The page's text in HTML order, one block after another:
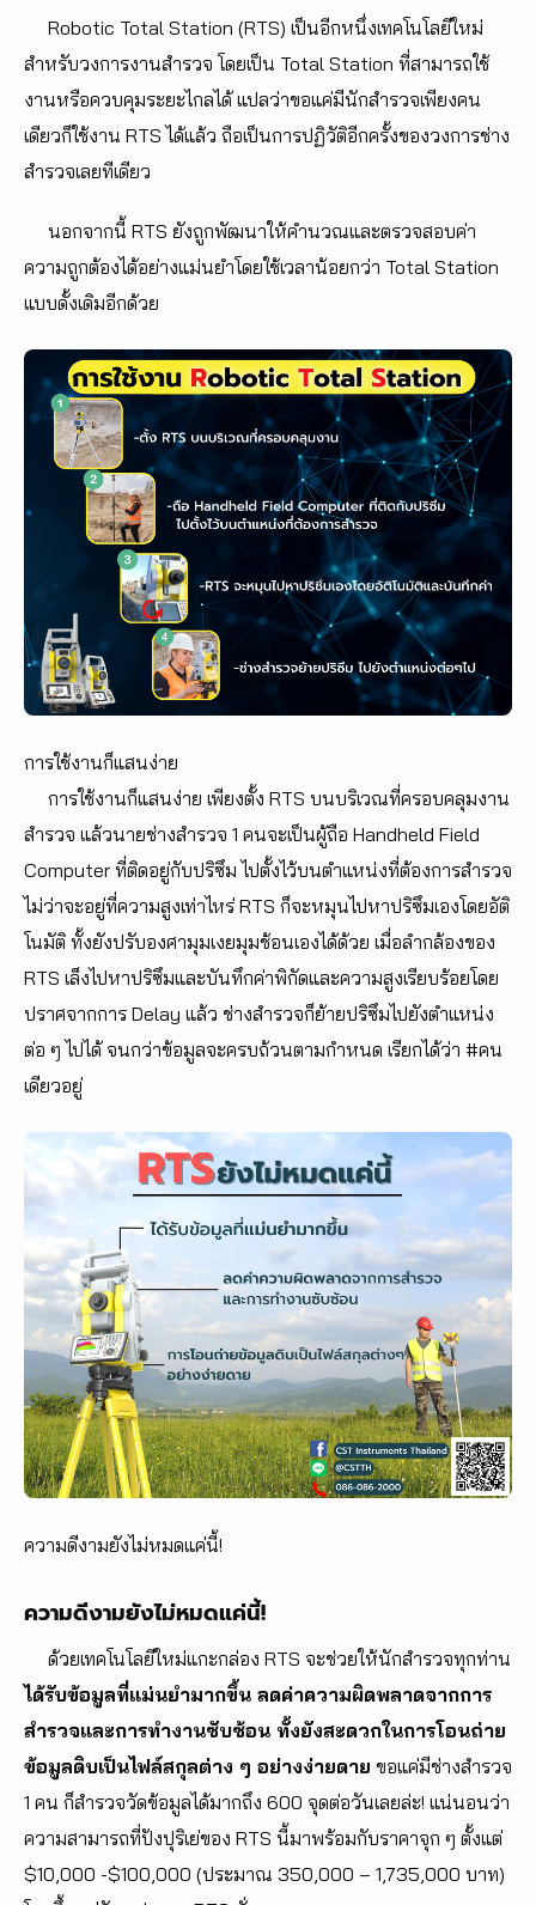
Robotic Total Station (RTS) เป็นอีกหนึ่งเทคโนโลยีใหม่
สำหรับวงการงานสำรวจ โดยเป็น Total Station ที่สามารถใช้
งานหรือควบคุมระยะไกลได้ แปลว่าขอแค่มีนักสำรวจเพียงคน
เดียวก็ใช้งาน RTS ได้แล้ว ถือเป็นการปฏิวัติอีกครั้งของวงการช่าง
สำรวจเลยทีเดียว
นอกจากนี้ RTS ยังถูกพัฒนาให้คำนวณและตรวจสอบค่า
ความถูกต้องได้อย่างแม่นยำโดยใช้เวลาน้อยกว่า Total Station
แบบดั้งเดิมอีกด้วย
การใช้งานก็แสนง่าย
การใช้งานก็แสนง่าย เพียงตั้ง RTS บนบริเวณที่ครอบคลุมงาน
สำรวจ แล้วนายช่างสำรวจ 1 คนจะเป็นผู้ถือ Handheld Field
Computer ที่ติดอยู่กับปริซึม ไปตั้งไว้บนตำแหน่งที่ต้องการสำรวจ
ไม่ว่าจะอยู่ที่ความสูงเท่าไหร่ RTS ก็จะหมุนไปหาปริซึมเองโดยอัติ
โนมัติ ทั้งยังปรับองศามุมเงยมุมช้อนเองได้ด้วย เมื่อลำกล้องของ
RTS เล็งไปหาปริซึมและบันทึกค่าพิกัดและความสูงเรียบร้อยโดย
ปราศจากการ Delay แล้ว ช่างสำรวจก็ย้ายปริซึมไปยังตำแหน่ง
ต่อ ๆ ไปได้ จนกว่าข้อมูลจะครบถ้วนตามกำหนด เรียกได้ว่า #คน
เดียวอยู่
ความดีงามยังไม่หมดแค่นี้!
ความดีงามยังไม่หมดแค่นี้!
ด้วยเทคโนโลยีใหม่แกะกล่อง RTS จะช่วยให้นักสำรวจทุกท่าน
ได้รับข้อมูลที่แม่นยำมากขึ้น ลดค่าความผิดพลาดจากการ
สำรวจและการทำงานซับซ้อน ทั้งยังสะดวกในการโอนถ่าย
ข้อมูลดิบเป็นไฟล์สกุลต่าง ๆ อย่างง่ายดาย ขอแค่มีช่างสำรวจ
1 คน ก็สำรวจวัดข้อมูลได้มากถึง 600 จุดต่อวันเลยล่ะ! แน่นอนว่า
ความสามารถที่ปังปุริเย่ของ RTS นี้มาพร้อมกับราคาจุก ๆ ตั้งแต่
$10,000 -$100,000 (ประมาณ 350,000 – 1,735,000 บาท)